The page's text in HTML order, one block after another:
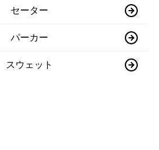
セーター
パーカー
スウェット